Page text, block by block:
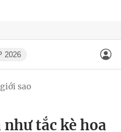
2026
sao
như tắc kè hoa